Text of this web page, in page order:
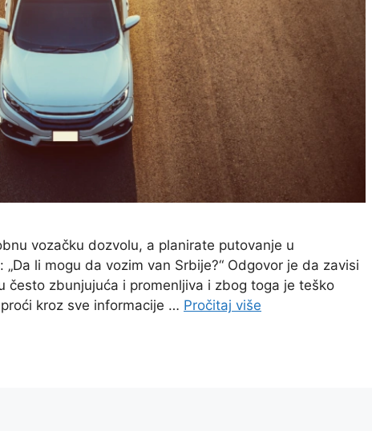
vozačku dozvolu, a planirate putovanje u
li mogu da vozim van Srbije?“ Odgovor je da zavisi
često zbunjujuća i promenljiva i zbog toga je teško
kroz sve informacije … Pročitaj više